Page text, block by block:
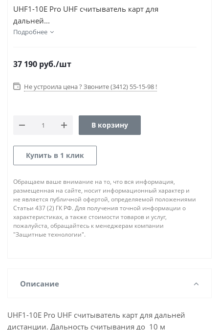
UHF1-10E Pro UHF считыватель карт для
дальней...
Подробнее
37 190 руб./шт
Не устроила цена ? Звоните (3412) 55-15-98 !
В корзину
Купить в 1 клик
Обращаем ваше внимание на то, что вся информация,
размещенная на сайте, носит информационный характер и
не является публичной офертой, определяемой положениями
Статьи 437 (2) ГК РФ. Для получения точной информации о
характеристиках, а также стоимости товаров и услуг,
пожалуйста, обращайтесь к менеджерам компании
"Защитные технологии".
Описание
UHF1-10E Pro UHF считыватель карт для дальней
дистанции. Дальность считывания до 10 м